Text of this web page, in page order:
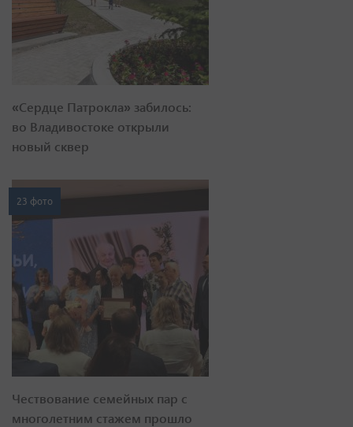
«Сердце Патрокла» забилось:
во Владивостоке открыли
новый сквер
23 фото
Чествование семейных пар с
многолетним стажем прошло